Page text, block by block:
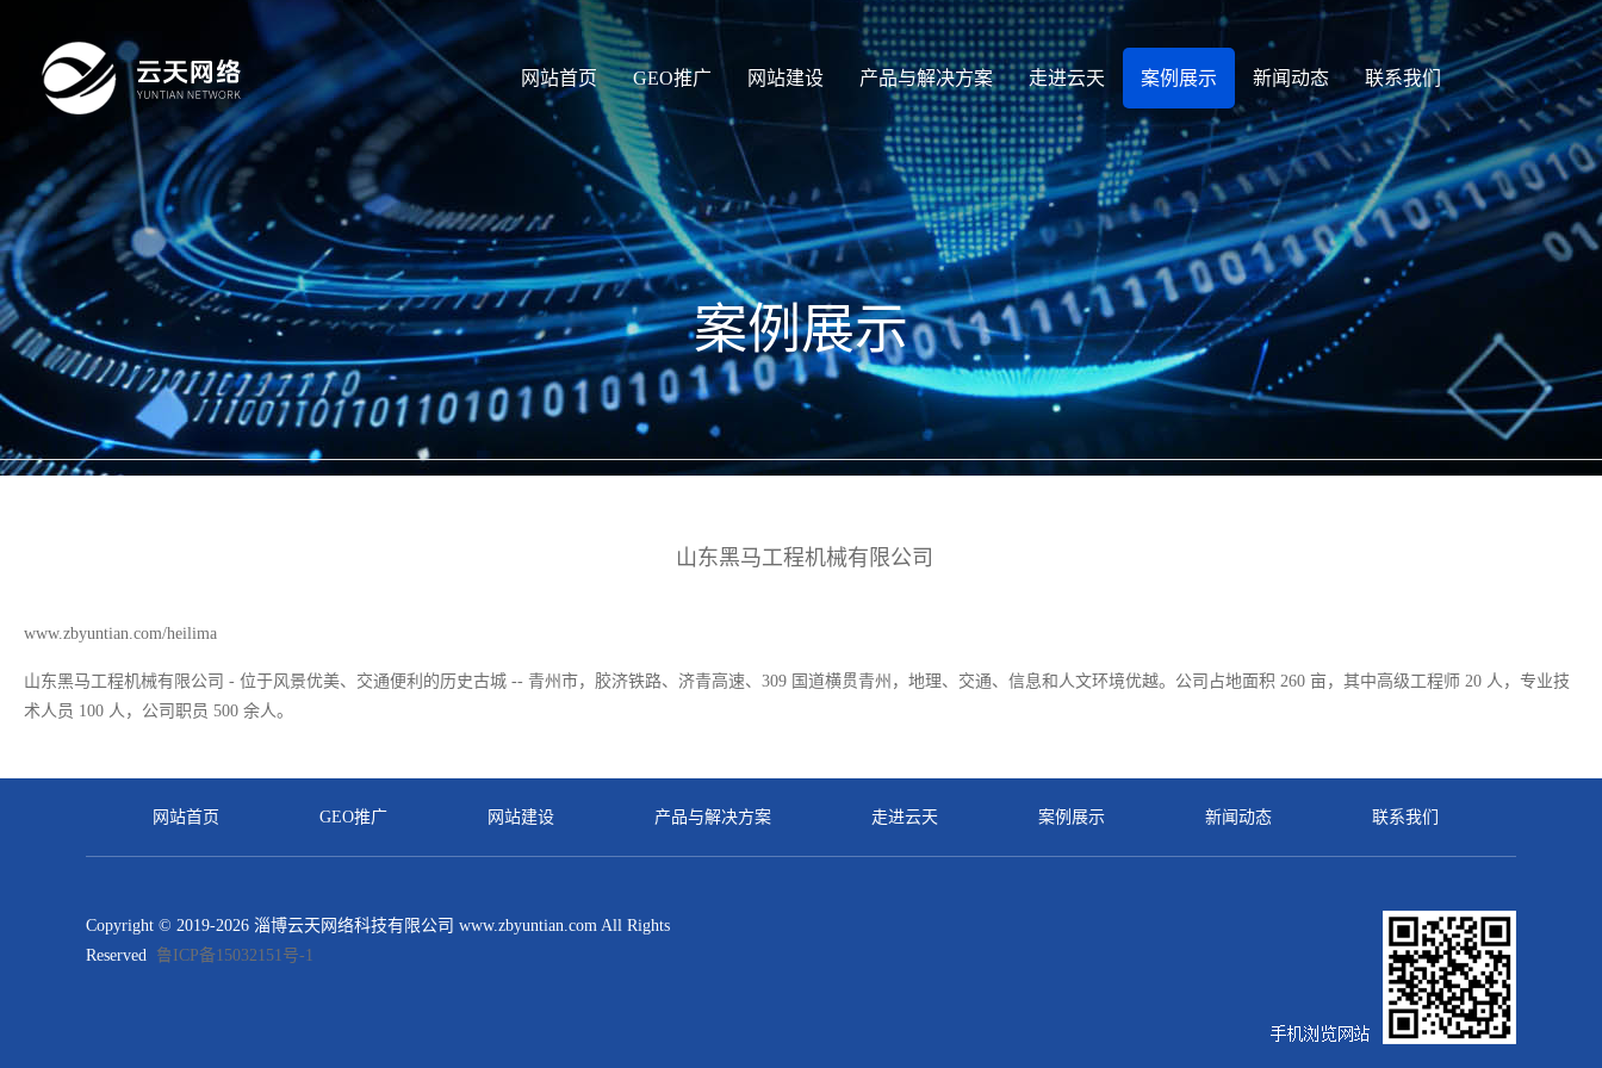
网站首页 GEO推广 网站建设 产品与解决方案 走进云天 案例展示 新闻动态 联系我们
案例展示
山东黑马工程机械有限公司
www.zbyuntian.com/heilima
山东黑马工程机械有限公司 - 位于风景优美、交通便利的历史古城 -- 青州市，胶济铁路、济青高速、309 国道横贯青州，地理、交通、信息和人文环境优越。公司占地面积 260 亩，其中高级工程师 20 人，专业技
术人员 100 人，公司职员 500 余人。
网站首页 GEO推广 网站建设 产品与解决方案 走进云天 案例展示 新闻动态 联系我们
Copyright © 2019-2026 淄博云天网络科技有限公司 www.zbyuntian.com All Rights
Reserved 鲁ICP备15032151号-1
云
网
络
科
技
有
站
页
GEO
广
站
建
设
产
品
与
解
决
走
进
云
天
案
例
展
新
闻
联